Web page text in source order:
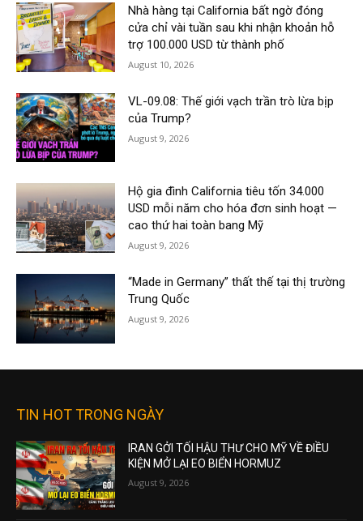
Nhà hàng tại California bất ngờ đóng
cửa chỉ vài tuần sau khi nhận khoản hỗ
trợ 100.000 USD từ thành phố
August 10, 2026
VL-09.08: Thế giới vạch trần trò lừa bịp
của Trump?
August 9, 2026
Hộ gia đình California tiêu tốn 34.000
USD mỗi năm cho hóa đơn sinh hoạt —
cao thứ hai toàn bang Mỹ
August 9, 2026
“Made in Germany” thất thế tại thị trường
Trung Quốc
August 9, 2026
TIN HOT TRONG NGÀY
IRAN GỞI TỐI HẬU THƯ CHO MỸ VỀ ĐIỀU
KIỆN MỞ LẠI EO BIỂN HORMUZ
August 9, 2026